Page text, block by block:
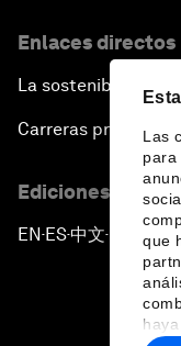
Las
para
que
Enlaces directos
La sostenibilidad en
Carreras
Ediciones en
EN ▪ES▪中文▪ 日本語